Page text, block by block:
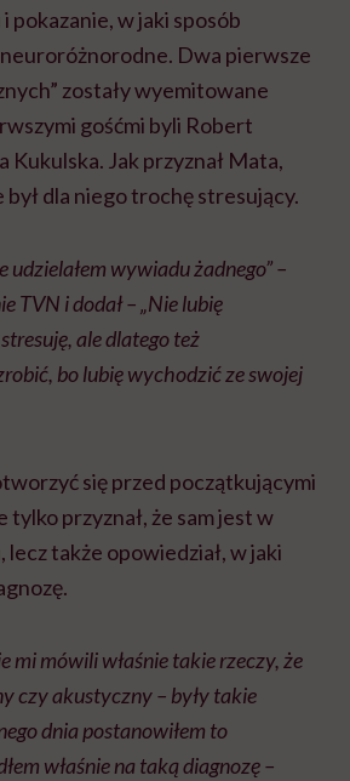
pokazanie, w jaki sposób
Dwa pierwsze
zostały wyemitowane
gośćmi byli Robert
Kukulska. Jak przyznał Mata,
był dla niego trochę stresujący.
udzielałem wywiadu żadnego” –
TVN i dodał – „Nie lubię
ale dlatego też
bo lubię wychodzić ze swojej
się przed początkującymi
tylko przyznał, że sam jest w
także opowiedział, w jaki
mi mówili właśnie takie rzeczy, że
czy akustyczny – były takie
dnia postanowiłem to
właśnie na taką diagnozę –